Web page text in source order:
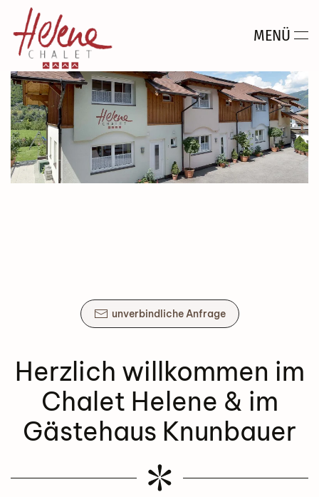
Zum Hauptinhalt springen MENÜ
unverbindliche Anfrage
Herzlich willkommen im
Chalet Helene & im
Gästehaus Knunbauer